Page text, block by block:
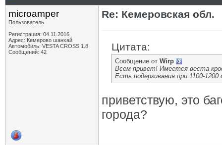
microamper
Пользователь
Регистрация: 04.11.2016
Адрес: Кемерово шанхай
Автомобиль: VESTA CROSS 1.8
Сообщений: 42
Re: Кемеровская обл.
Цитата:
Сообщение от Wirp
Всем привет! Имеется веста
Есть подергивания при 1100-1200
приветствую, это
города?